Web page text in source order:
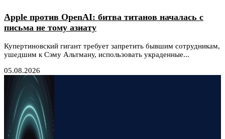
Apple против OpenAI: битва титанов началась с
письма не тому азиату
Купертиновский гигант требует запретить бывшим сотрудникам,
ушедшим к Сэму Альтману, использовать украденные...
05.08.2026